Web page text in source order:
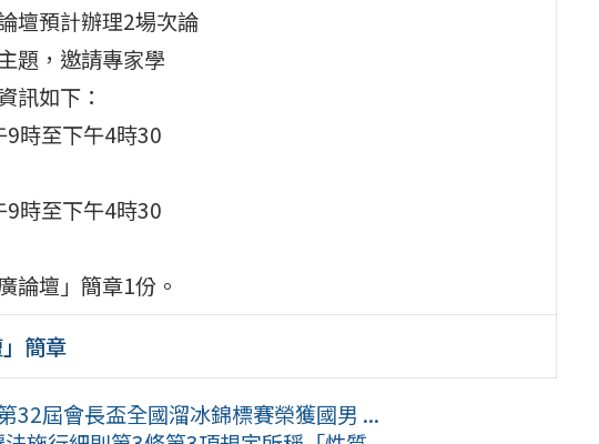
壇預計辦理2場次論
題，邀請專家學
訊如下：
時至下午4時30
時至下午4時30
論壇」簡章1份。
簡章
32屆會長盃全國溜冰錦標賽榮獲國男 ...